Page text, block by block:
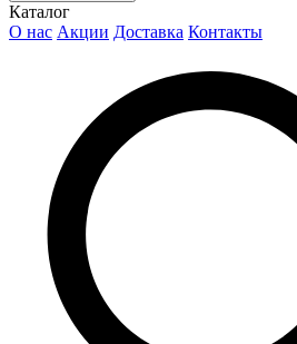
Каталог
О нас Акции Доставка Контакты